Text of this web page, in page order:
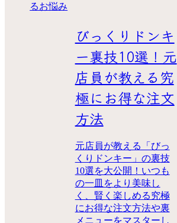
るお悩み
びっくりドンキ
ー裏技10選！元
店員が教える究
極にお得な注文
方法
元店員が教える「びっ
くりドンキー」の裏技
10選を大公開！いつも
の一皿をより美味し
く、賢く楽しめる究極
にお得な注文方法や裏
メニューをマスターし